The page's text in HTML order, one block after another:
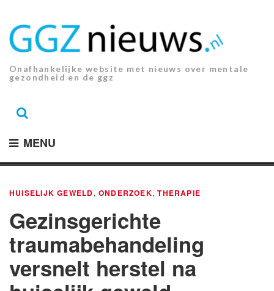
inhoud.
Onafhankelijke website met nieuws over mentale
gezondheid en de ggz
MENU
HUISELIJK GEWELD, ONDERZOEK,THERAPIE
Gezinsgerichte
traumabehandeling
versnelt herstel na